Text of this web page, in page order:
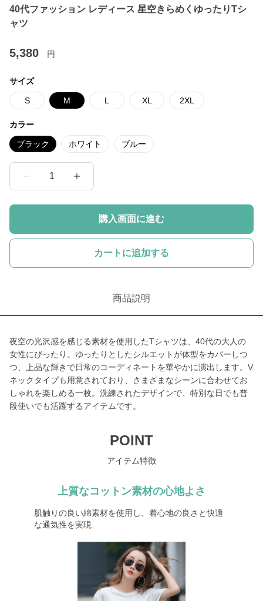
40代ファッション レディース 星空きらめくゆったりTシ
ャツ
5,380 円
サイズ
S M L XL 2XL
カラー
ブラック ホワイト ブルー
1
購入画面に進む
カートに追加する
商品説明
夜空の光沢感を感じる素材を使用したTシャツは、40代の大人の
女性にぴったり。ゆったりとしたシルエットが体型をカバーしつ
つ、上品な輝きで日常のコーディネートを華やかに演出します。V
ネックタイプも用意されており、さまざまなシーンに合わせてお
しゃれを楽しめる一枚。洗練されたデザインで、特別な日でも普
段使いでも活躍するアイテムです。
POINT
アイテム特徴
上質なコットン素材の心地よさ
肌触りの良い綿素材を使用し、着心地の良さと快適
な通気性を実現